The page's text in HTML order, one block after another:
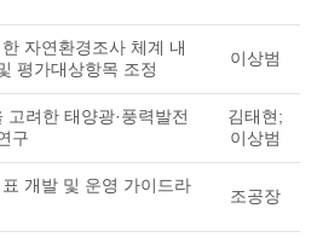
자연환경조사 체계 내
평가대상항목 조정
이상범
고려한 태양광·풍력발전
구
김태현;
이상범
개발 및 운영 가이드라
조공장